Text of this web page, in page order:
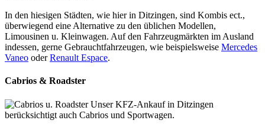
In den hiesigen Städten, wie hier in Ditzingen, sind Kombis ect.,
überwiegend eine Alternative zu den üblichen Modellen,
Limousinen u. Kleinwagen. Auf den Fahrzeugmärkten im Ausland
indessen, gerne Gebrauchtfahrzeugen, wie beispielsweise Mercedes
Vaneo oderRenault Espace.
Cabrios & Roadster
Unser KFZ-Ankauf in Ditzingen
berücksichtigt auch Cabrios und Sportwagen.